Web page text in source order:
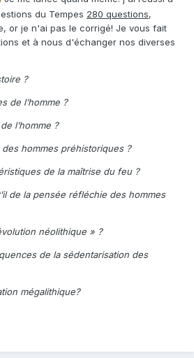
du Tempes 280 questions,
or je n'ai pas le corrigé! Je vous fait
et à nous d'échanger nos diverses
?
de l’homme ?
l’homme ?
hommes préhistoriques ?
de la maîtrise du feu ?
de la pensée réfléchie des hommes
néolithique » ?
de la sédentarisation des
mégalithique?